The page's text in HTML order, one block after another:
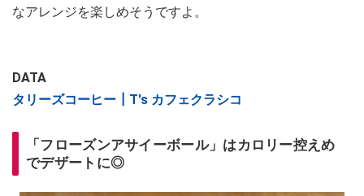
なアレンジを楽しめそうですよ。
DATA
タリーズコーヒー┃T's カフェクラシコ
「フローズンアサイーボール」はカロリー控えめ
でデザートに◎